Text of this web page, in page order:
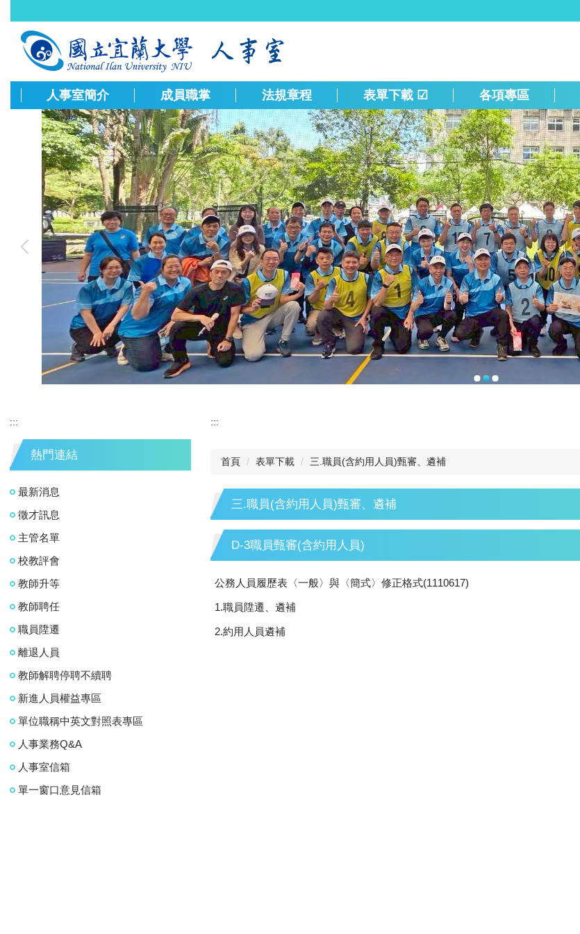
到
容
人事室簡介 成員職掌 法規章程 表單下載 ☑ 各項專區
:::
熱門連結
最新消息
徵才訊息
主管名單
校教評會
教師升等
教師聘任
職員陞遷
離退人員
教師解聘停聘不續聘
新進人員權益專區
單位職稱中英文對照表專區
人事業務Q&A
人事室信箱
單一窗口意見信箱
:::
首頁 表單下載 三.職員(含約用人員)甄審、遴補
三.職員(含約用人員)甄審、遴補
D-3職員甄審(含約用人員)
公務人員履歷表〈一般〉與〈簡式〉修正格式(1110617)
1.職員陞遷、遴補
2.約用人員遴補